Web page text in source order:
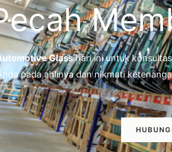
Glasshari ini untuk
pada ahlinya dan nikmati